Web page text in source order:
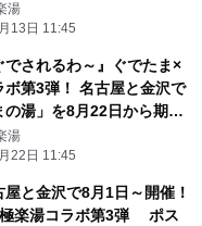
湯
13日 11:45
でされるわ～』ぐでたま×
ボ第3弾！ 名古屋と金沢で
の湯」を8月22日から期間
湯
22日 11:45
と金沢で8月1日～開催！
極楽湯コラボ第3弾 ポス